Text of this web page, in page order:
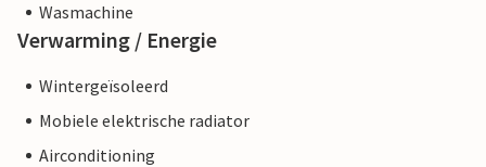
Wasmachine
Verwarming / Energie
Wintergeïsoleerd
Mobiele elektrische radiator
Airconditioning